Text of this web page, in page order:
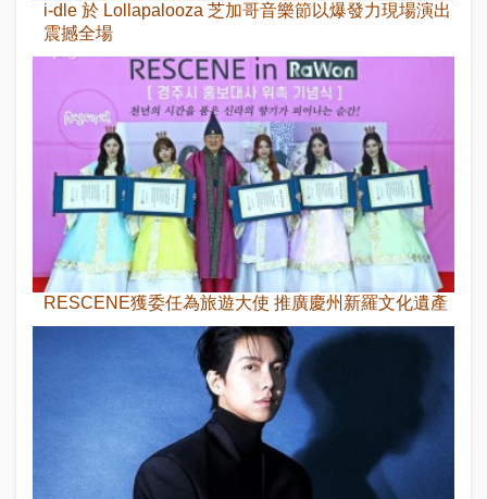
i-dle 於 Lollapalooza 芝加哥音樂節以爆發力現場演出
震撼全場
RESCENE獲委任為旅遊大使 推廣慶州新羅文化遺產